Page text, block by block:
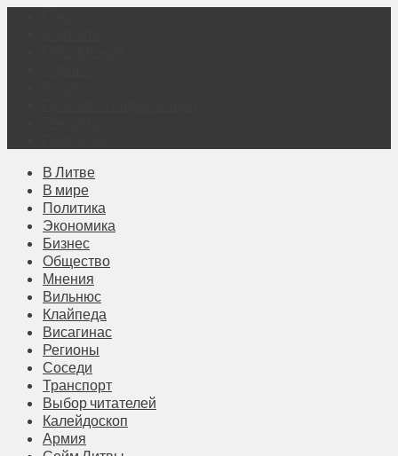
В Литве
В мире
Политика
Экономика
Бизнес
Общество
Мнения
Вильнюс
Клайпеда
Висагинас
Регионы
Соседи
Транспорт
Выбор читателей
Калейдоскоп
Армия